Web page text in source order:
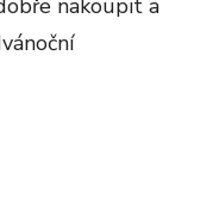
nakoupit a